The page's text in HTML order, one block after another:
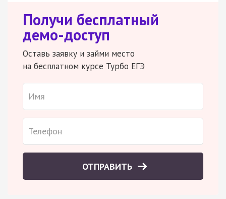
Получи бесплатный
демо-доступ
Оставь заявку и займи место
на бесплатном курсе Турбо ЕГЭ
ОТПРАВИТЬ